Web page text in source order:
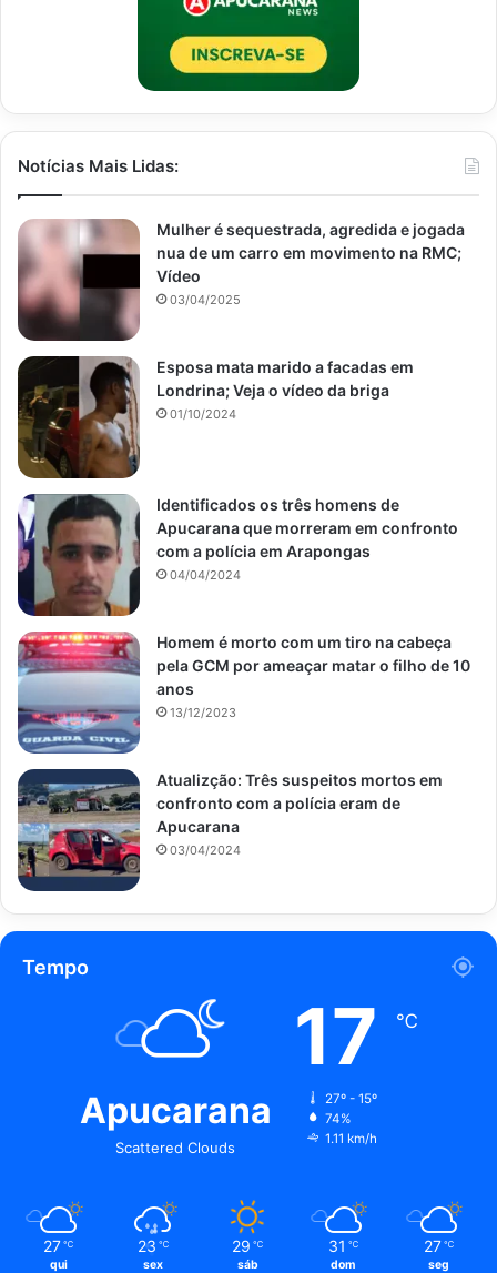
Notícias Mais Lidas:
Mulher é sequestrada, agredida e jogada
nua de um carro em movimento na RMC;
Vídeo
03/04/2025
Esposa mata marido a facadas em
Londrina; Veja o vídeo da briga
01/10/2024
Identificados os três homens de
Apucarana que morreram em confronto
com a polícia em Arapongas
04/04/2024
Homem é morto com um tiro na cabeça
pela GCM por ameaçar matar o filho de 10
anos
13/12/2023
Atualizção: Três suspeitos mortos em
confronto com a polícia eram de
Apucarana
03/04/2024
Tempo
Apucarana
Scattered Clouds
17 ℃
27º - 15º
74%
1.11 km/h
27 ℃
qui
23 ℃
sex
29 ℃
sáb
31 ℃
dom
27 ℃
seg